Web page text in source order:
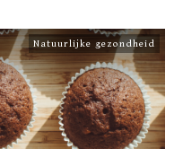
Natuurlijke gezondheid